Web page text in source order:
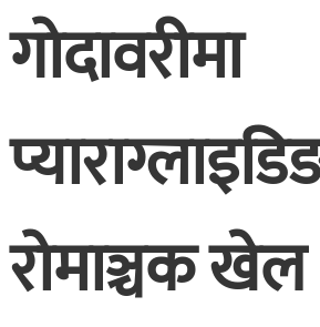
गोदावरीमा
रोमाञ्चक खेल